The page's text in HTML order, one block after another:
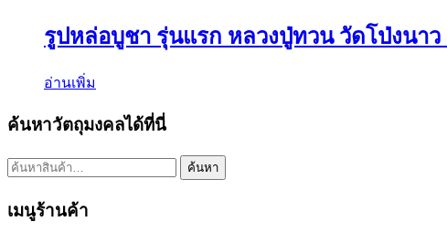
รูปหล่อบูชา รุ่นแรก หลวงปู่ทวน วัดโป่งนา
อ่านเพิ่ม
ค้นหาวัตถุมงคลได้ที่นี่
ค้นหา: ค้นหา
เมนูร้านค้า